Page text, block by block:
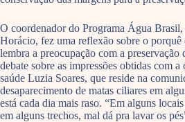
O coordenador do Programa Água
Horácio, fez uma reflexão sobre o porquê
lembra a preocupação com a
debate sobre as impressões obtidas com
saúde Luzia Soares, que reside na
desaparecimento de matas ciliares em
está cada dia mais raso. “Em alguns
em alguns trechos, mal dá pra lavar os